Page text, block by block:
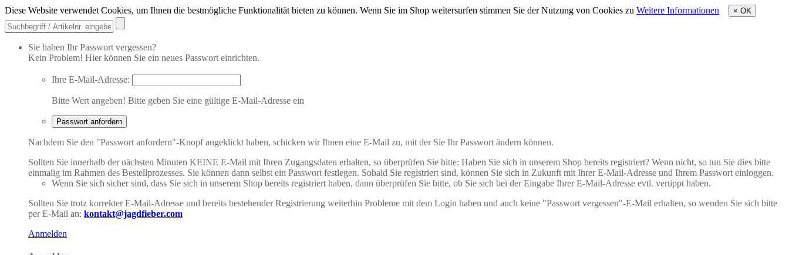
Diese Website verwendet Cookies, um Ihnen die bestmögliche Funktionalität bieten zu können. Wenn Sie im Shop weitersurfen stimmen Sie der Nutzung von Cookies zu Weitere Informationen × OK
Sie haben Ihr Passwort vergessen?
Kein Problem! Hier können Sie ein neues Passwort einrichten.
Ihre E-Mail-Adresse:
Bitte Wert angeben! Bitte geben Sie eine gültige E-Mail-Adresse ein
Passwort anfordern
Nachdem Sie den "Passwort anfordern"-Knopf angeklickt haben, schicken wir Ihnen eine E-Mail zu, mit der Sie Ihr Passwort ändern können.
Sollten Sie innerhalb der nächsten Minuten KEINE E-Mail mit Ihren Zugangsdaten erhalten, so überprüfen Sie bitte: Haben Sie sich in unserem Shop bereits registriert? Wenn nicht, so tun Sie dies bitte
einmalig im Rahmen des Bestellprozesses. Sie können dann selbst ein Passwort festlegen. Sobald Sie registriert sind, können Sie sich in Zukunft mit Ihrer E-Mail-Adresse und Ihrem Passwort einloggen.
Wenn Sie sich sicher sind, dass Sie sich in unserem Shop bereits registriert haben, dann überprüfen Sie bitte, ob Sie sich bei der Eingabe Ihrer E-Mail-Adresse evtl. vertippt haben.
Sollten Sie trotz korrekter E-Mail-Adresse und bereits bestehender Registrierung weiterhin Probleme mit dem Login haben und auch keine "Passwort vergessen"-E-Mail erhalten, so wenden Sie sich bitte
per E-Mail an: kontakt@jagdfieber.com
Anmelden